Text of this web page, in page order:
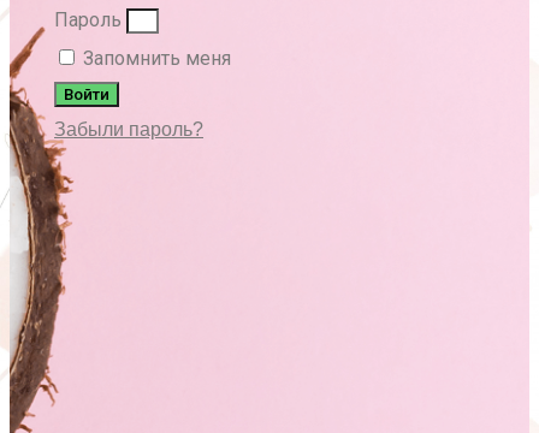
Пароль
Запомнить меня
Войти
Забыли пароль?